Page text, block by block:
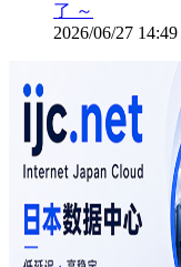
了 ～
2026/06/27 14:49